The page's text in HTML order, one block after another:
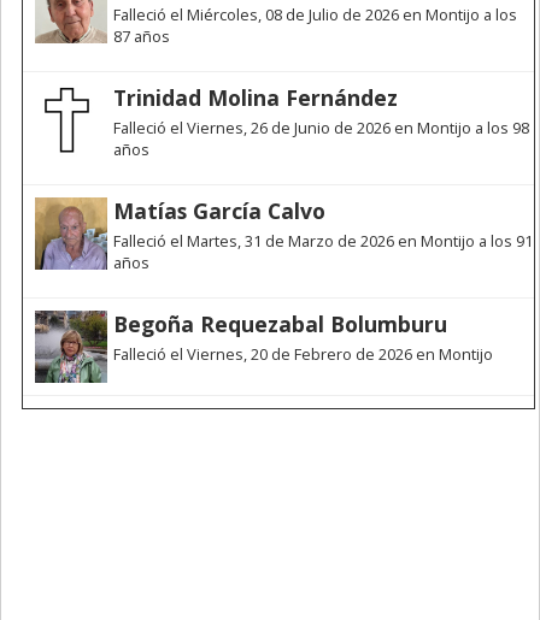
Falleció el Miércoles, 08 de Julio de 2026 en Montijo a los
87 años
Trinidad Molina Fernández
Falleció el Viernes, 26 de Junio de 2026 en Montijo a los 98
años
Matías García Calvo
Falleció el Martes, 31 de Marzo de 2026 en Montijo a los 91
años
Begoña Requezabal Bolumburu
Falleció el Viernes, 20 de Febrero de 2026 en Montijo